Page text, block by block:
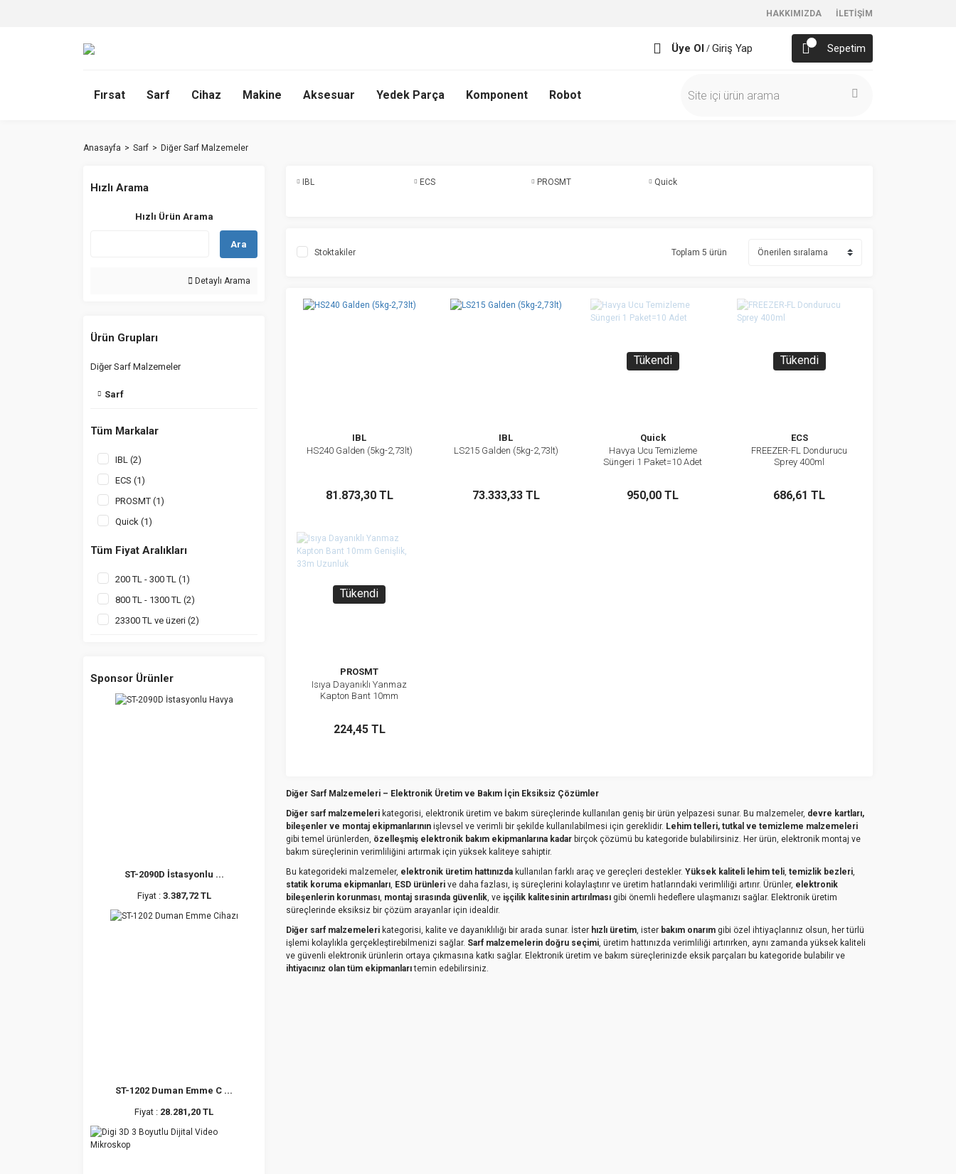
HAKKIMIZDA İLETİŞİM
Üye Ol / Giriş Yap Sepetim
Fırsat Sarf Cihaz Makine Aksesuar Yedek Parça Komponent Robot
Anasayfa Sarf Diğer Sarf Malzemeler
Hızlı Arama
Hızlı Ürün Arama
Ara
Detaylı Arama
Ürün Grupları
Diğer Sarf Malzemeler
Sarf
Tüm Markalar
IBL (2)
ECS (1)
PROSMT (1)
Quick (1)
Tüm Fiyat Aralıkları
200 TL - 300 TL (1)
800 TL - 1300 TL (2)
23300 TL ve üzeri (2)
Sponsor Ürünler
ST-2090D İstasyonlu ...
Fiyat : 3.387,72 TL
ST-1202 Duman Emme C ...
Fiyat : 28.281,20 TL
IBL ECS PROSMT Quick
Stoktakiler Toplam 5 ürün
IBL
HS240 Galden (5kg-2,73lt)
81.873,30 TL
İncele
Sepete Ekle
IBL
LS215 Galden (5kg-2,73lt)
73.333,33 TL
İncele
Sepete Ekle
Tükendi
Quick
Havya Ucu Temizleme
Süngeri 1 Paket=10 Adet
950,00 TL
İncele
Stokta Yok
Tükendi
ECS
FREEZER-FL Dondurucu
Sprey 400ml
686,61 TL
İncele
Stokta Yok
Tükendi
PROSMT
Isıya Dayanıklı Yanmaz
Kapton Bant 10mm
224,45 TL
İncele
Stokta Yok
Diğer Sarf Malzemeleri – Elektronik Üretim ve Bakım İçin Eksiksiz Çözümler
Diğer sarf malzemeleri kategorisi, elektronik üretim ve bakım süreçlerinde kullanılan geniş bir ürün yelpazesi sunar. Bu malzemeler, devre kartları,
bileşenler ve montaj ekipmanlarının işlevsel ve verimli bir şekilde kullanılabilmesi için gereklidir. Lehim telleri, tutkal ve temizleme malzemeleri
gibi temel ürünlerden, özelleşmiş elektronik bakım ekipmanlarına kadar birçok çözümü bu kategoride bulabilirsiniz. Her ürün, elektronik montaj ve
bakım süreçlerinin verimliliğini artırmak için yüksek kaliteye sahiptir.
Bu kategorideki malzemeler, elektronik üretim hattınızda kullanılan farklı araç ve gereçleri destekler. Yüksek kaliteli lehim teli temizlik bezleri
statik koruma ekipmanları ESD ürünleri ve daha fazlası, iş süreçlerini kolaylaştırır ve üretim hatlarındaki verimliliği artırır. Ürünler, elektronik
bileşenlerin korunması montaj sırasında güvenlik , ve işçilik kalitesinin artırılması gibi önemli hedeflere ulaşmanızı sağlar. Elektronik üretim
süreçlerinde eksiksiz bir çözüm arayanlar için idealdir.
Diğer sarf malzemeleri kategorisi, kalite ve dayanıklılığı bir arada sunar. İster hızlı üretim , ister bakım onarım gibi özel ihtiyaçlarınız olsun, her türlü
işlemi kolaylıkla gerçekleştirebilmenizi sağlar. Sarf malzemelerin doğru seçimi , üretim hattınızda verimliliği artırırken, aynı zamanda yüksek kaliteli
ve güvenli elektronik ürünlerin ortaya çıkmasına katkı sağlar. Elektronik üretim ve bakım süreçlerinizde eksik parçaları bu kategoride bulabilir ve
ihtiyacınız olan tüm ekipmanlarıtemin edebilirsiniz.